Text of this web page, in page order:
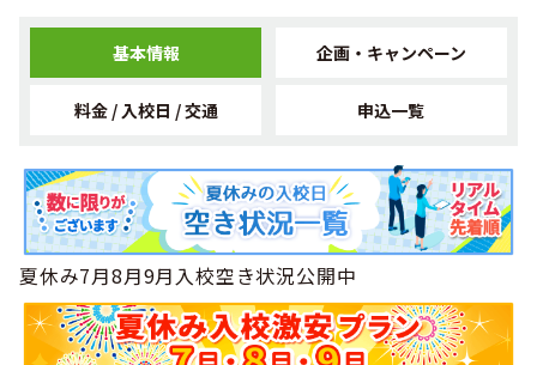
基本情報 企画・キャンペーン
料金 / 入校日 / 交通 申込一覧
夏休み7月8月9月入校空き状況公開中